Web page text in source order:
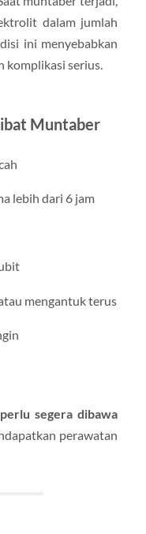
dalam jumlah
ini menyebabkan
komplikasi serius.
Muntaber
lebih dari 6 jam
mengantuk terus
segera dibawa
perawatan